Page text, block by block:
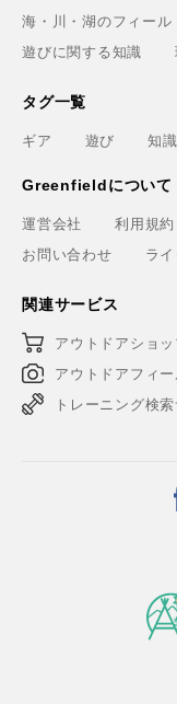
海・川・湖のフィール
遊びに関する知識
タグ一覧
ギア 遊び 知
Greenfieldについて
運営会社 利用規約
お問い合わせ
ラ
関連サービス
アウトドアショ
アウトドアフィ
トレーニング検